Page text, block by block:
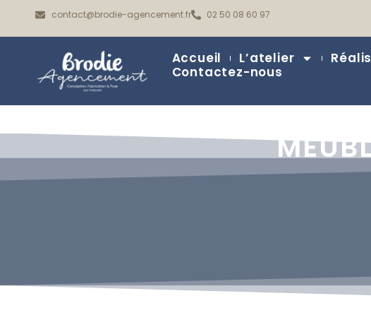
contact@brodie-agencement.fr 02 50 08 60 97
Accueil L’atelier
Contactez-nous